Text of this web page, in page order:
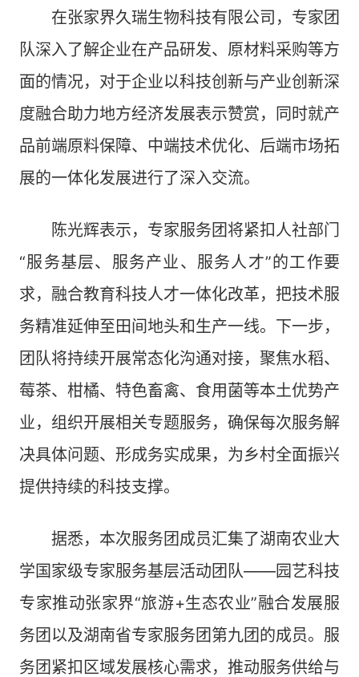
在张家界久瑞生物科技有限公司，专家团
队深入了解企业在产品研发、原材料采购等方
面的情况，对于企业以科技创新与产业创新深
度融合助力地方经济发展表示赞赏，同时就产
品前端原料保障、中端技术优化、后端市场拓
展的一体化发展进行了深入交流。
陈光辉表示，专家服务团将紧扣人社部门
“服务基层、服务产业、服务人才”的工作要
求，融合教育科技人才一体化改革，把技术服
务精准延伸至田间地头和生产一线。下一步，
团队将持续开展常态化沟通对接，聚焦水稻、
莓茶、柑橘、特色畜禽、食用菌等本土优势产
业，组织开展相关专题服务，确保每次服务解
决具体问题、形成务实成果，为乡村全面振兴
提供持续的科技支撑。
据悉，本次服务团成员汇集了湖南农业大
学国家级专家服务基层活动团队——园艺科技
专家推动张家界“旅游+生态农业”融合发展服
务团以及湖南省专家服务团第九团的成员。服
务团紧扣区域发展核心需求，推动服务供给与